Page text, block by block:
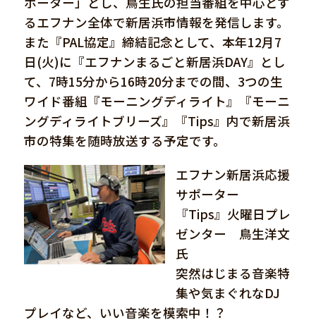
るエフナン全体で新居浜市情報を発信します。
また『PAL協定』締結記念として、本年12月7
日(火)に『エフナンまるごと新居浜DAY』とし
て、7時15分から16時20分までの間、3つの生
ワイド番組『モーニングディライト』『モーニ
ングディライトブリーズ』『Tips』内で新居浜
市の特集を随時放送する予定です。
エフナン新居浜応援
サポーター
『Tips』火曜日プレ
ゼンター 鳥生洋文
氏
突然はじまる音楽特
集や気まぐれなDJ
プレイなど、いい音楽を模索中！？